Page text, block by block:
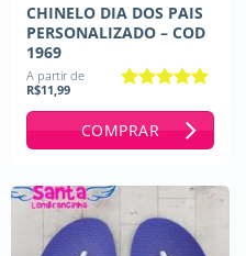
CHINELO DIA DOS PAIS
PERSONALIZADO – COD
1969
A partir de
R$11,99
COMPRAR